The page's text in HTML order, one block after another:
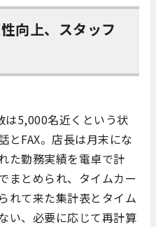
向上、スタッフ
は5,000名近くという状
とFAX。店長は月末にな
た勤務実績を電卓で計
まとめられ、タイムカー
れて来た集計表とタイム
い、必要に応じて再計算